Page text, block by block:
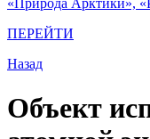
«Природа Арктики»,
ПЕРЕЙТИ
Назад
Объект